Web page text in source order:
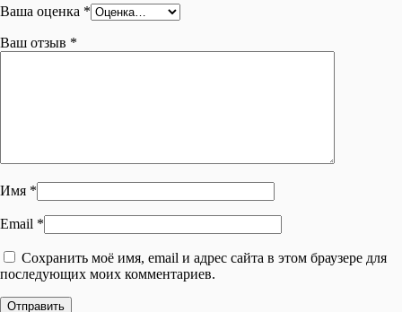
Ваша оценка *
Ваш отзыв *
Имя *
Email *
Сохранить моё имя, email и адрес сайта в этом браузере для
последующих моих комментариев.